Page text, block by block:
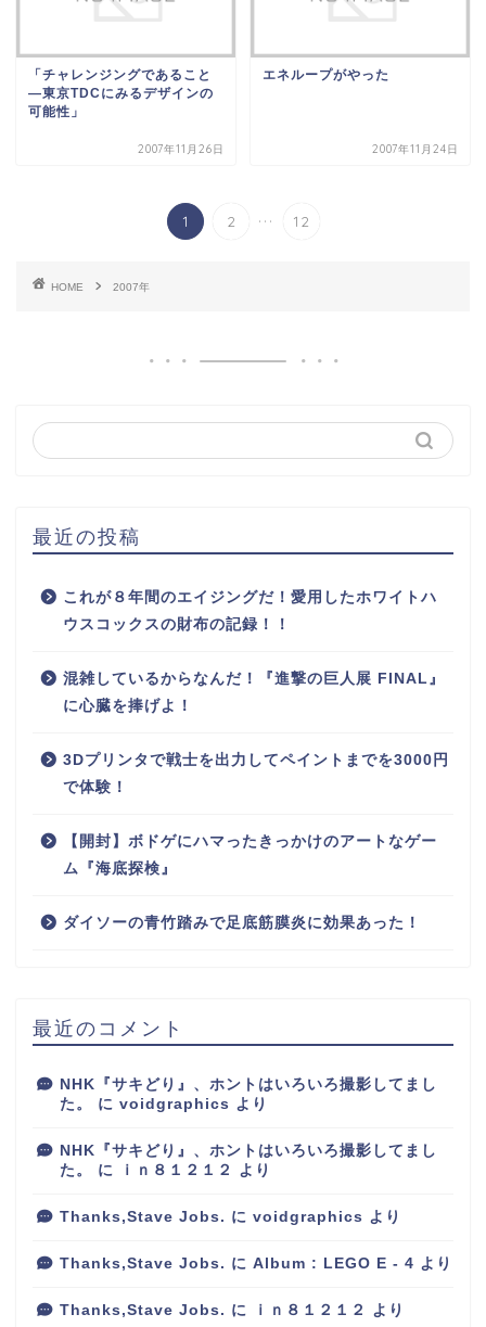
「チャレンジングであること
―東京TDCにみるデザインの
可能性」
2007年11月26日
エネループがやった
2007年11月24日
1 2 ... 12
HOME 2007年
最近の投稿
これが８年間のエイジングだ！愛用したホワイトハ
ウスコックスの財布の記録！！
混雑しているからなんだ！『進撃の巨人展 FINAL』
に心臓を捧げよ！
3Dプリンタで戦士を出力してペイントまでを3000円
で体験！
【開封】ボドゲにハマったきっかけのアートなゲー
ム『海底探検』
ダイソーの青竹踏みで足底筋膜炎に効果あった！
最近のコメント
NHK『サキどり』、ホントはいろいろ撮影してまし
た。
に voidgraphics より
NHK『サキどり』、ホントはいろいろ撮影してまし
た。
に ｉｎ８１２１２ より
Thanks,Stave Jobs. に voidgraphics より
Thanks,Stave Jobs. に Album : LEGO E - 4 より
Thanks,Stave Jobs. に ｉｎ８１２１２ より